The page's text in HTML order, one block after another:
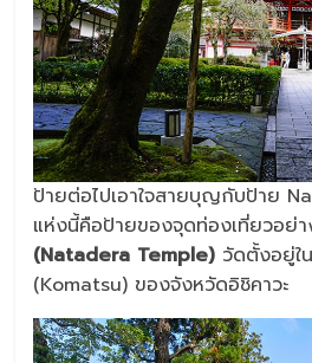
ป้ายต่อไปเอาใจสายบุญกับป้าย
แห่งนี้คือป้ายของจุดท่องเที่ยวอย่
(Natadera Temple) วัดตั้งอยู่ใ
(Komatsu) ของจังหวัดอิชิคาวะ